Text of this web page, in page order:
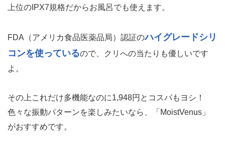
上位のIPX7規格だからお風呂でも使えます。
FDA（アメリカ食品医薬品局）認証のハイグレードシリ
コンを使っているので、クリへの当たりも優しいです
よ。
その上これだけ多機能なのに1,948円とコスパもヨシ！
色々な振動パターンを楽しみたいなら、「MoistVenus」
がおすすめです。